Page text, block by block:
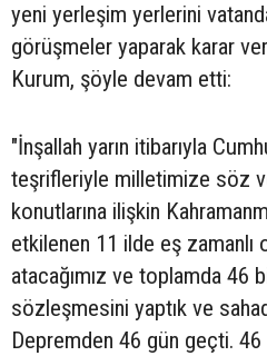
yeni yerleşim yerlerini
görüşmeler yaparak karar
Kurum, şöyle devam etti:
"İnşallah yarın itibarıyla
teşrifleriyle milletimize söz
konutlarına ilişkin
etkilenen 11 ilde eş zamanlı
atacağımız ve toplamda 46
sözleşmesini yaptık ve
Depremden 46 gün geçti.